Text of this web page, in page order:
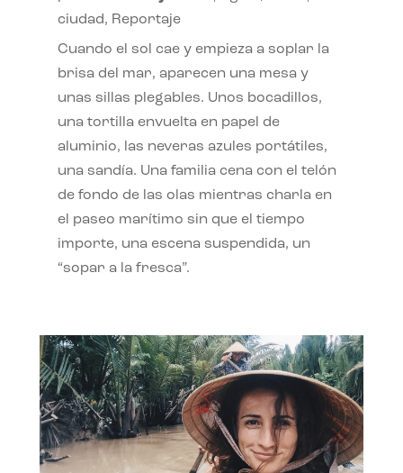
ciudad, Reportaje
Cuando el sol cae y empieza a soplar la
brisa del mar, aparecen una mesa y
unas sillas plegables. Unos bocadillos,
una tortilla envuelta en papel de
aluminio, las neveras azules portátiles,
una sandía. Una familia cena con el telón
de fondo de las olas mientras charla en
el paseo marítimo sin que el tiempo
importe, una escena suspendida, un
“sopar a la fresca”.